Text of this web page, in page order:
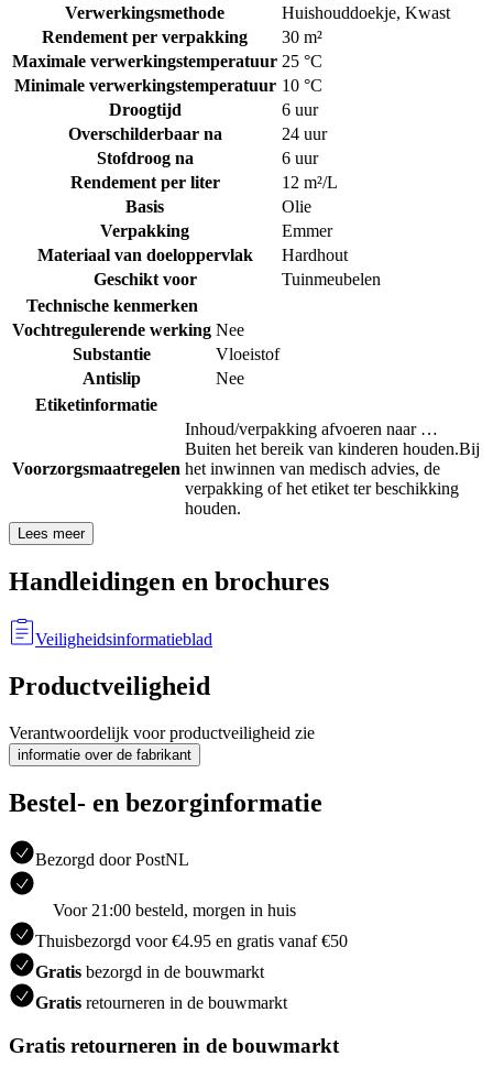
Verwerkingsmethode
Huishouddoekje, Kwast
Rendement per verpakking
30 m²
Maximale verwerkingstemperatuur 25 °C
Minimale verwerkingstemperatuur 10 °C
Droogtijd
6 uur
Overschilderbaar na
24 uur
Stofdroog na
6 uur
Rendement per liter
12 m²/L
Basis
Olie
Verpakking
Emmer
Materiaal van doeloppervlak
Hardhout
Geschikt voor
Tuinmeubelen
Technische kenmerken
Vochtregulerende werking Nee
Substantie
Vloeistof
Antislip
Nee
Etiketinformatie
Voorzorgsmaatregelen
Inhoud/verpakking afvoeren naar …
Buiten het bereik van kinderen houden.Bij
het inwinnen van medisch advies, de
verpakking of het etiket ter beschikking
houden.
Lees meer
Handleidingen en brochures
Veiligheidsinformatieblad
Productveiligheid
Verantwoordelijk voor productveiligheid zie
informatie over de fabrikant
Bestel- en bezorginformatie
Bezorgd door PostNL
Voor 21:00 besteld, morgen in huis
Thuisbezorgd voor €4.95 en gratis vanaf €50
Gratis bezorgd in de bouwmarkt
Gratis retourneren in de bouwmarkt
Gratis retourneren in de bouwmarkt